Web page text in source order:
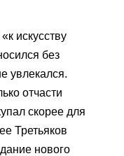
искусству
без
увлекался.
отчасти
скорее для
Третьяков
нового